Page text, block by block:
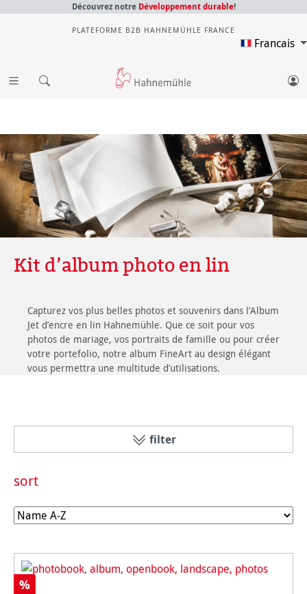
Découvrez notre Développement durable!
PLATEFORME B2B HAHNEMÜHLE FRANCE
Francais
Kit d’album photo en lin
Capturez vos plus belles photos et souvenirs dans l’Album
Jet d’encre en lin Hahnemühle. Que ce soit pour vos
photos de mariage, vos portraits de famille ou pour créer
votre portefolio, notre album FineArt au design élégant
vous permettra une multitude d’utilisations.
filter
sort
%